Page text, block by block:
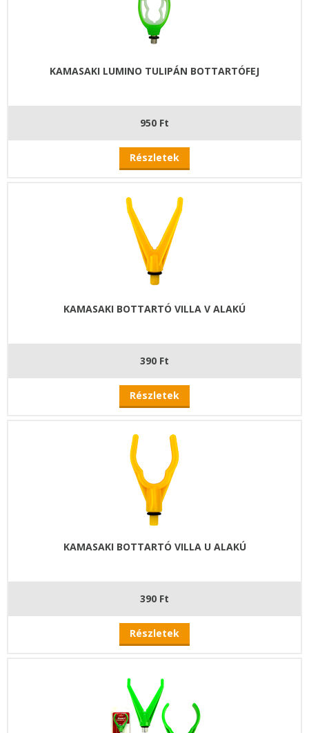
KAMASAKI LUMINO TULIPÁN BOTTARTÓFEJ
950 Ft
Részletek
KAMASAKI BOTTARTÓ VILLA V ALAKÚ
390 Ft
Részletek
KAMASAKI BOTTARTÓ VILLA U ALAKÚ
390 Ft
Részletek